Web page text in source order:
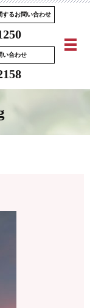
するお問い合わせ
い合わせ メ